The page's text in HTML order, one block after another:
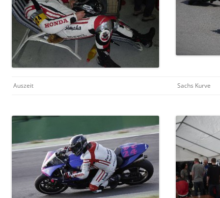
Auszeit Sachs Kurve